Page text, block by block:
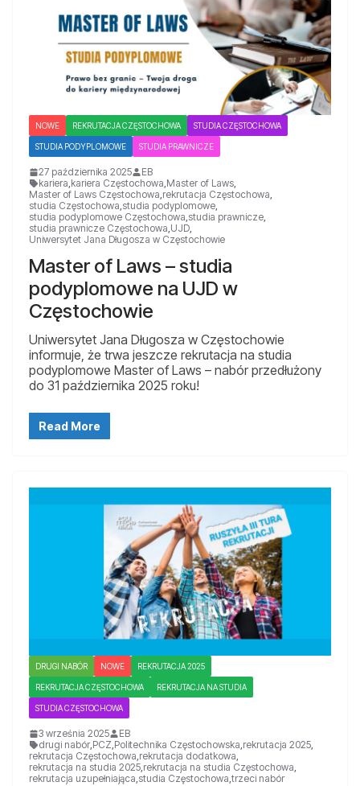
NOWE REKRUTACJA CZĘSTOCHOWA STUDIA CZĘSTOCHOWA
STUDIA PODYPLOMOWE STUDIA PRAWNICZE
27 października 2025
EB
kariera,kariera Częstochowa,Master of Laws,
Master of Laws Częstochowa,rekrutacja Częstochowa,
studia Częstochowa,studia podyplomowe,
studia podyplomowe Częstochowa,studia prawnicze,
studia prawnicze Częstochowa,UJD,
Uniwersytet Jana Długosza w Częstochowie
Master of Laws – studia
podyplomowe na UJD w
Częstochowie
Uniwersytet Jana Długosza w Częstochowie
informuje, że trwa jeszcze rekrutacja na studia
podyplomowe Master of Laws – nabór przedłużony
do 31 października 2025 roku!
Read More
DRUGI NABÓR NOWE REKRUTACJA 2025
REKRUTACJA CZĘSTOCHOWA REKRUTACJA NA STUDIA
STUDIA CZĘSTOCHOWA
3 września 2025
EB
drugi nabór,PCZ,Politechnika Częstochowska,rekrutacja 2025,
rekrutacja Częstochowa,rekrutacja dodatkowa,
rekrutacja na studia 2025,rekrutacja na studia Częstochowa,
rekrutacja uzupełniająca,studia Częstochowa,trzeci nabór